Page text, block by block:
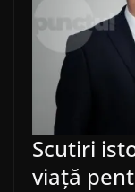
Scutiri
viață